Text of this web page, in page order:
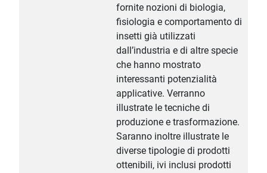
fornite nozioni di biologia,
fisiologia e comportamento di
insetti già utilizzati
dall’industria e di altre specie
che hanno mostrato
interessanti potenzialità
applicative. Verranno
illustrate le tecniche di
produzione e trasformazione.
Saranno inoltre illustrate le
diverse tipologie di prodotti
ottenibili, ivi inclusi prodotti